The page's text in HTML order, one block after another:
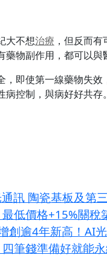
大不想治療 ，但反而
物副作用，都可以
即使第一線藥物失
控制，與病好好共存
訊 陶瓷基板及第
低價格+15%關
創逾4年新高！AI
筆錢準備好就能